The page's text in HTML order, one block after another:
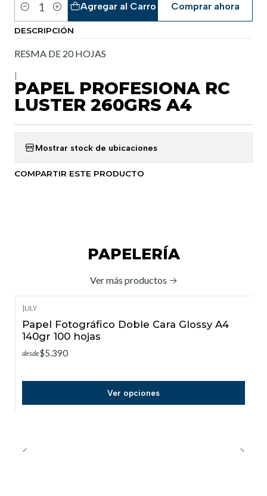
Cantidad
Agregar al Carro Comprar ahora
DESCRIPCIÓN
RESMA DE 20 HOJAS
PAPEL PROFESIONA RC
LUSTER 260GRS A4
Mostrar stock de ubicaciones
COMPARTIR ESTE PRODUCTO
PAPELERÍA
Ver más productos
|LILY
Papel Fotográfico Doble Cara Glossy A4
140gr 100 hojas
desde$5.390
Ver opciones